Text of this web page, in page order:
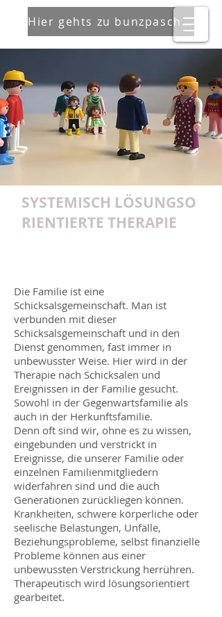
Hier gehts zu bunzpascher
SYSTEMISCH LÖSUNGSO
RIENTIERTE THERAPIE
Die Familie ist eine
Schicksalsgemeinschaft. Man ist
verbunden mit dieser
Schicksalsgemeinschaft und in den
Dienst genommen, fast immer in
unbewusster Weise. Hier wird in der
Therapie nach Schicksalen und
Ereignissen in der Familie gesucht.
Sowohl in der Gegenwartsfamilie als
auch in der Herkunftsfamilie.
Denn oft sind wir, ohne es zu wissen,
eingebunden und verstrickt in
Ereignisse, die unserer Familie oder
einzelnen Familienmitgliedern
widerfahren sind und die auch
Generationen zurückliegen können.
Krankheiten, schwere körperliche oder
seelische Belastungen, Unfälle,
Beziehungsprobleme, selbst finanzielle
Probleme können aus einer
unbewussten Verstrickung herrühren.
Therapeutisch wird lösungsorientiert
gearbeitet.